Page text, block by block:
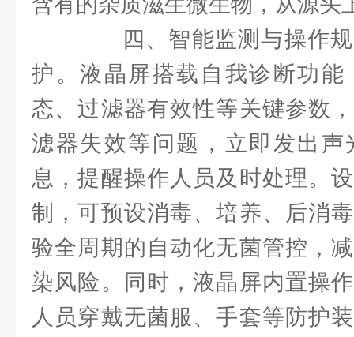
四、智能监测与操作规
护。液晶屏搭载自我诊断功能
态、过滤器有效性等关键参数
滤器失效等问题，立即发出声
息，提醒操作人员及时处理。
制，可预设消毒、培养、后消
验全周期的自动化无菌管控，
染风险。同时，液晶屏内置操
人员穿戴无菌服、手套等防护